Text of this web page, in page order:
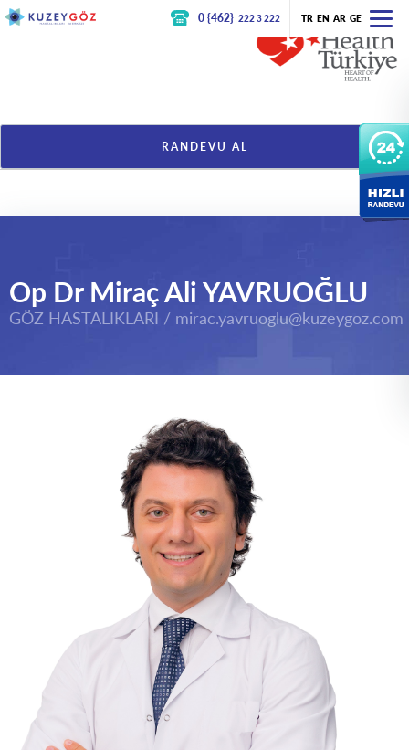
TR EN AR GE
0 {462} 222 3 222
RANDEVU AL
Op Dr Miraç Ali YAVRUOĞLU
GÖZ HASTALIKLARI / mirac.yavruoglu@kuzeygoz.com